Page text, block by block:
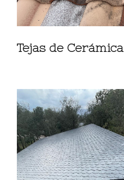
Tejas de Cerámica